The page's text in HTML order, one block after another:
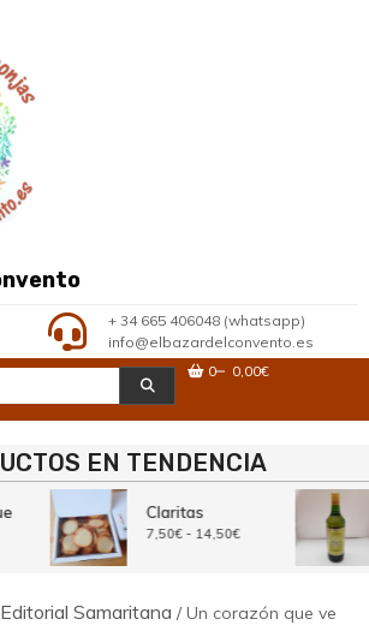
+ 34 665 406048 (whatsapp)
info@elbazardelconvento.es
0 0,00€
EN TENDENCIA
Claritas
7,50€ - 14,50€Rango
7,50€
Editorial Samaritana / Un corazón que ve